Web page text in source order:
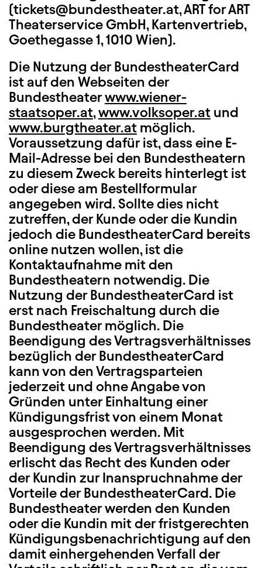
(tickets@bundestheater.at, ART for ART
Theaterservice GmbH, Kartenvertrieb,
Goethegasse 1, 1010 Wien).
Die Nutzung der BundestheaterCard
ist auf den Webseiten der
Bundestheaterwww.wiener-
staatsoper.at,www.volksoper.at und
www.burgtheater.at möglich.
Voraussetzung dafür ist, dass eine E-
Mail-Adresse bei den Bundestheatern
zu diesem Zweck bereits hinterlegt ist
oder diese am Bestellformular
angegeben wird. Sollte dies nicht
zutreffen, der Kunde oder die Kundin
jedoch die BundestheaterCard bereits
online nutzen wollen, ist die
Kontaktaufnahme mit den
Bundestheatern notwendig. Die
Nutzung der BundestheaterCard ist
erst nach Freischaltung durch die
Bundestheater möglich. Die
Beendigung des Vertragsverhältnisses
bezüglich der BundestheaterCard
kann von den Vertragsparteien
jederzeit und ohne Angabe von
Gründen unter Einhaltung einer
Kündigungsfrist von einem Monat
ausgesprochen werden. Mit
Beendigung des Vertragsverhältnisses
erlischt das Recht des Kunden oder
der Kundin zur Inanspruchnahme der
Vorteile der BundestheaterCard. Die
Bundestheater werden den Kunden
oder die Kundin mit der fristgerechten
Kündigungsbenachrichtigung auf den
damit einhergehenden Verfall der